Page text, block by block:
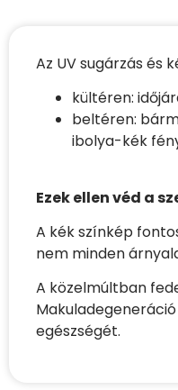
Az UV sugárzás és
kültéren:
beltéren:
ibolya-kék
Ezek ellen véd a
A kék színkép
nem minden
A közelmúltban
egészségét.